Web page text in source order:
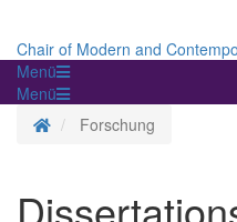
Chair of Modern and
Menü
Menü
Homepage
Forschung